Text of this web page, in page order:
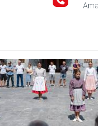
- Abokatuak